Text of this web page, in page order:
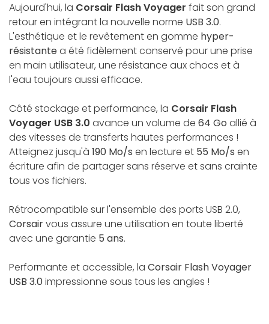
Aujourd'hui, la Corsair Flash Voyager fait son grand
retour en intégrant la nouvelle norme USB 3.0.
L'esthétique et le revêtement en gomme hyper-
résistantea été fidèlement conservé pour une prise
en main utilisateur, une résistance aux chocs et à
l'eau toujours aussi efficace.
Côté stockage et performance, la Corsair Flash
Voyager USB 3.0 avance un volume de 64 Go allié à
des vitesses de transferts hautes performances !
Atteignez jusqu'à 190 Mo/s en lecture et 55 Mo/s en
écriture afin de partager sans réserve et sans crainte
tous vos fichiers.
Rétrocompatible sur l'ensemble des ports USB 2.0,
Corsairvous assure une utilisation en toute liberté
avec une garantie 5 ans.
Performante et accessible, la Corsair Flash Voyager
USB 3.0impressionne sous tous les angles !